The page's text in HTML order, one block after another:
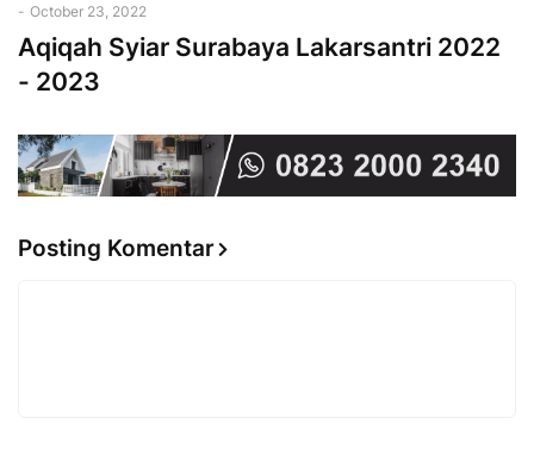
- October 23, 2022
Aqiqah Syiar Surabaya Lakarsantri 2022
- 2023
Posting Komentar